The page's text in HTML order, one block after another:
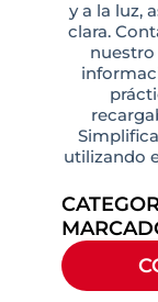
y a la luz,
clara.
nuestro
utilizando